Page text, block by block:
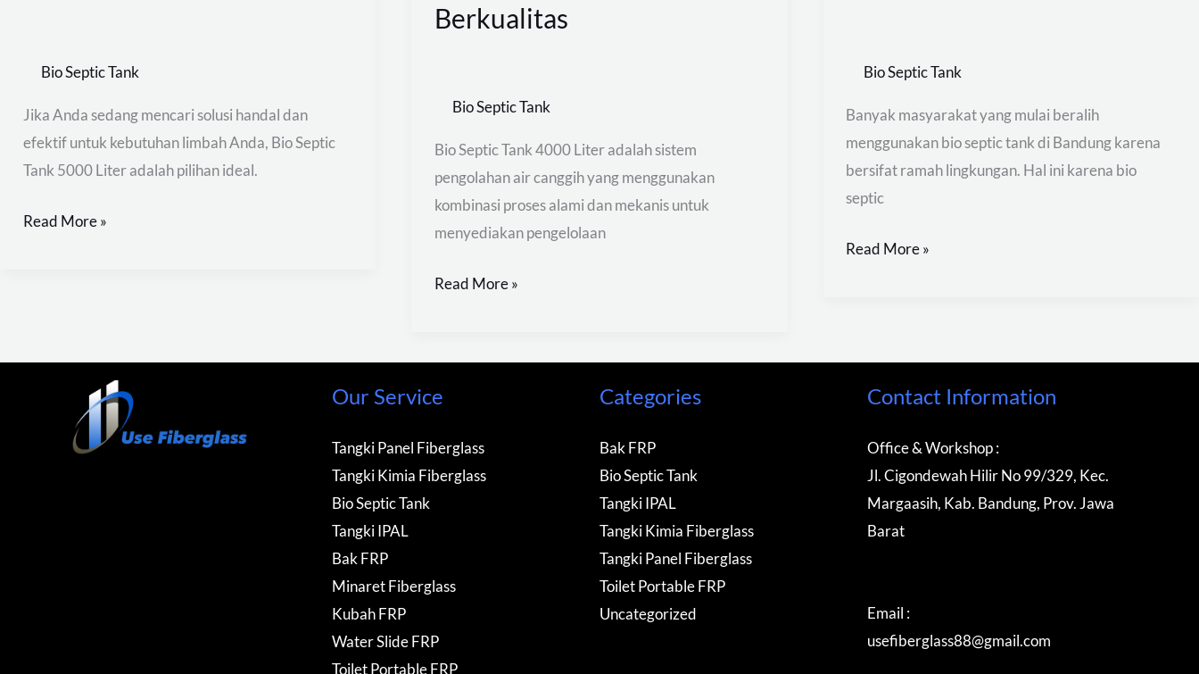
Bio Septic Tank
Jika Anda sedang mencari solusi handal dan
efektif untuk kebutuhan limbah Anda, Bio Septic
Tank 5000 Liter adalah pilihan ideal.
Read More »
Berkualitas
Bio Septic Tank
Bio Septic Tank 4000 Liter adalah sistem
pengolahan air canggih yang menggunakan
kombinasi proses alami dan mekanis untuk
menyediakan pengelolaan
Read More »
Bio Septic Tank
Banyak masyarakat yang mulai beralih
menggunakan bio septic tank di Bandung karena
bersifat ramah lingkungan. Hal ini karena bio
septic
Read More »
Our Service
Tangki Panel Fiberglass
Tangki Kimia Fiberglass
Bio Septic Tank
Tangki IPAL
Bak FRP
Minaret Fiberglass
Kubah FRP
Water Slide FRP
Toilet Portable FRP
Categories
Bak FRP
Bio Septic Tank
Tangki IPAL
Tangki Kimia Fiberglass
Tangki Panel Fiberglass
Toilet Portable FRP
Uncategorized
Contact Information
Office & Workshop :
Jl. Cigondewah Hilir No 99/329, Kec.
Margaasih, Kab. Bandung, Prov. Jawa
Barat
Email :
usefiberglass88@gmail.com